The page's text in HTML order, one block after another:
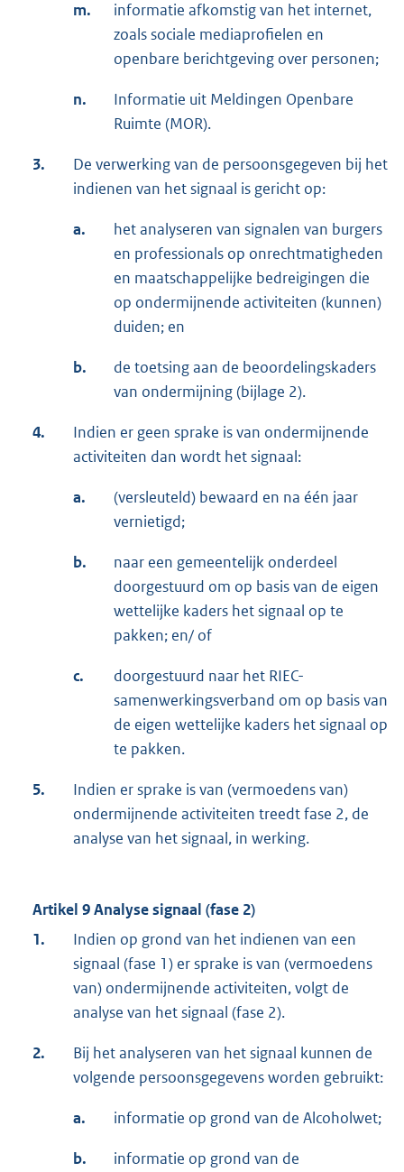
m.
informatie afkomstig van het internet,
zoals sociale mediaprofielen en
openbare berichtgeving over personen;
n.
Informatie uit Meldingen Openbare
Ruimte (MOR).
3.
De verwerking van de persoonsgegeven bij het
indienen van het signaal is gericht op:
a.
het analyseren van signalen van burgers
en professionals op onrechtmatigheden
en maatschappelijke bedreigingen die
op ondermijnende activiteiten (kunnen)
duiden; en
b.
de toetsing aan de beoordelingskaders
van ondermijning (bijlage 2).
4.
Indien er geen sprake is van ondermijnende
activiteiten dan wordt het signaal:
a.
(versleuteld) bewaard en na één jaar
vernietigd;
b.
naar een gemeentelijk onderdeel
doorgestuurd om op basis van de eigen
wettelijke kaders het signaal op te
pakken; en/ of
c.
doorgestuurd naar het RIEC-
samenwerkingsverband om op basis van
de eigen wettelijke kaders het signaal op
te pakken.
5.
Indien er sprake is van (vermoedens van)
ondermijnende activiteiten treedt fase 2, de
analyse van het signaal, in werking.
Artikel 9 Analyse signaal (fase 2)
1.
Indien op grond van het indienen van een
signaal (fase 1) er sprake is van (vermoedens
van) ondermijnende activiteiten, volgt de
analyse van het signaal (fase 2).
2.
Bij het analyseren van het signaal kunnen de
volgende persoonsgegevens worden gebruikt:
a. informatie op grond van de Alcoholwet;
b.
informatie op grond van de